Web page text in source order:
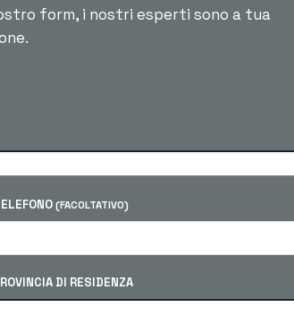
form, i nostri esperti sono a tua
(FACOLTATIVO)
DI RESIDENZA